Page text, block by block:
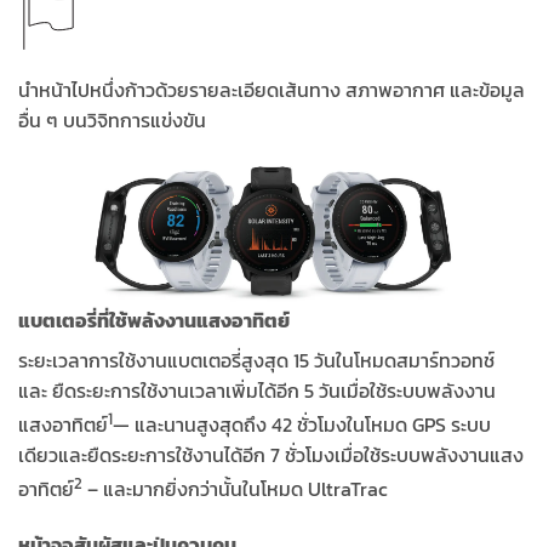
นำหน้าไปหนึ่งก้าวด้วยรายละเอียดเส้นทาง สภาพอากาศ และข้อมูล
อื่น ๆ บนวิจิทการแข่งขัน
แบตเตอรี่ที่ใช้พลังงานแสงอาทิตย์
ระยะเวลาการใช้งานแบตเตอรี่สูงสุด 15 วันในโหมดสมาร์ทวอทช์
และ ยืดระยะการใช้งานเวลาเพิ่มได้อีก 5 วันเมื่อใช้ระบบพลังงาน
แสงอาทิตย์1— และนานสูงสุดถึง 42 ชั่วโมงในโหมด GPS ระบบ
เดียวและยืดระยะการใช้งานได้อีก 7 ชั่วโมงเมื่อใช้ระบบพลังงานแสง
อาทิตย์2 – และมากยิ่งกว่านั้นในโหมด UltraTrac